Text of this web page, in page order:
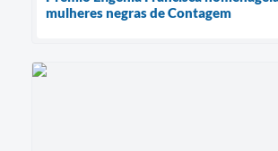
mulheres negras de Contagem